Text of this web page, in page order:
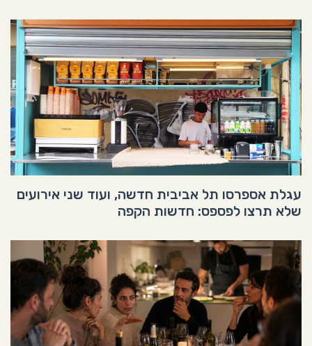
עגלת אספרסו תל אביבית חדשה, ועוד שני אירועים
שלא תרצו לפספס: חדשות הקפה